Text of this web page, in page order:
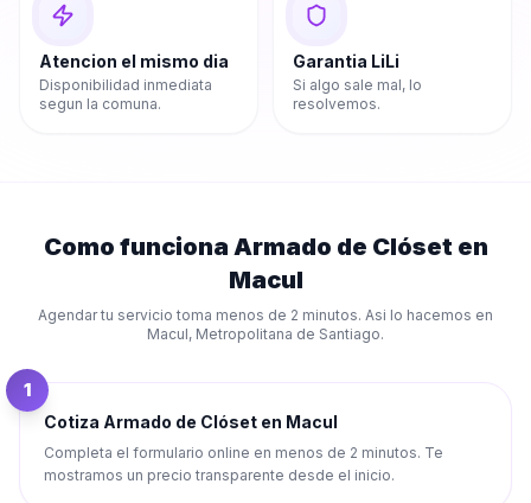
Atencion el mismo dia
Disponibilidad inmediata
segun la comuna.
Garantia LiLi
Si algo sale mal, lo
resolvemos.
Como funciona Armado de Clóseten
Macul
Agendar tu servicio toma menos de 2 minutos. Asi lo hacemos en
Macul, Metropolitana de Santiago.
1
Cotiza Armado de Clóset en Macul
Completa el formulario online en menos de 2 minutos. Te
mostramos un precio transparente desde el inicio.